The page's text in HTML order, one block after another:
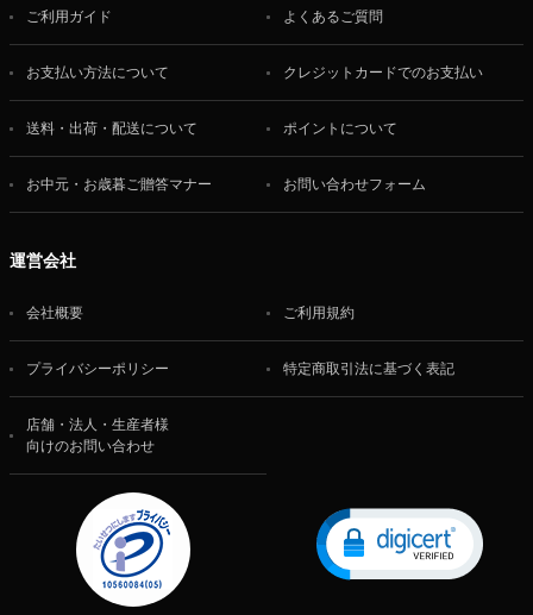
ご利用ガイド よくあるご質問
お支払い方法について クレジットカードでのお支払い
送料・出荷・配送について ポイントについて
お中元・お歳暮ご贈答マナー お問い合わせフォーム
運営会社
会社概要 ご利用規約
プライバシーポリシー 特定商取引法に基づく表記
店舗・法人・生産者様
向けのお問い合わせ